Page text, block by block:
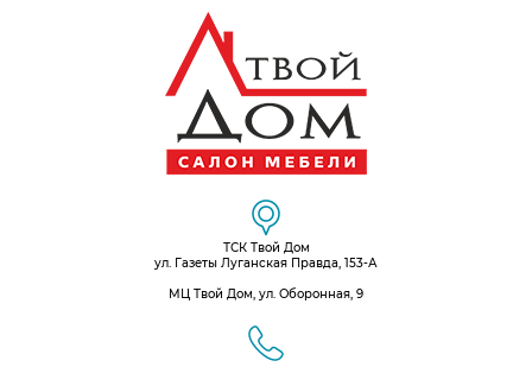
ТСК Твой Дом
ул. Газеты Луганская Правда, 153-А
МЦ Твой Дом, ул. Оборонная, 9